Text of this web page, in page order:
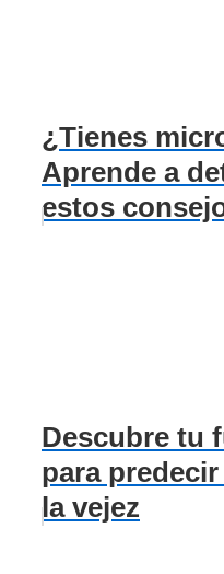
¿Tienes
Aprende a
estos
Descubre tu
para
la vejez